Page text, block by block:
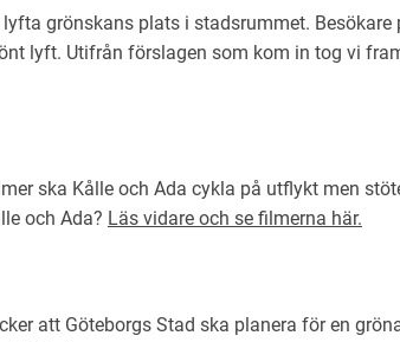
grönskans plats i stadsrummet.
lyft. Utifrån förslagen som kom in tog vi
ska Kålle och Ada cykla på utflykt men
och Ada? Läs vidare och se filmerna här.
att Göteborgs Stad ska planera för en